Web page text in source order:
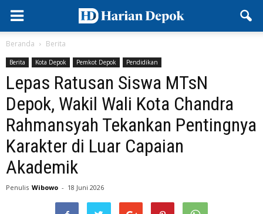
Beranda Berita
Berita Kota Depok Pemkot Depok Pendidikan
Lepas Ratusan Siswa MTsN
Depok, Wakil Wali Kota Chandra
Rahmansyah Tekankan Pentingnya
Karakter di Luar Capaian
Akademik
Penulis Wibowo - 18 Juni 2026